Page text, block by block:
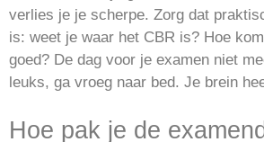
verlies je je scherpe. Zorg dat
is: weet je waar het CBR is? Hoe
goed? De dag voor je examen niet
leuks, ga vroeg naar bed. Je brein
Hoe pak je de